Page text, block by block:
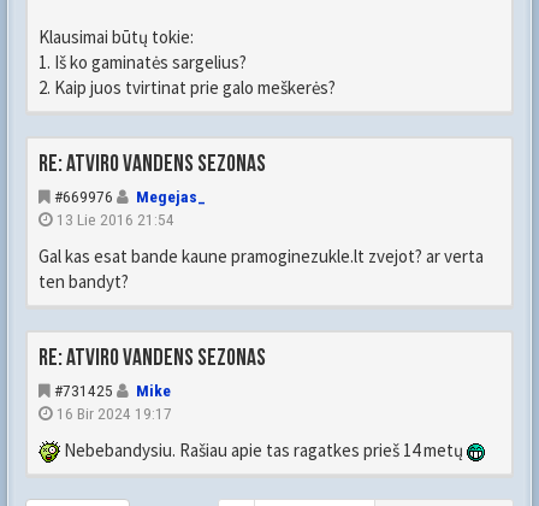
Klausimai būtų tokie:
1. Iš ko gaminatės sargelius?
2. Kaip juos tvirtinat prie galo meškerės?
Re: Atviro vandens sezonas
#669976
Megejas_
13 Lie 2016 21:54
Gal kas esat bande kaune pramoginezukle.lt zvejot? ar verta
ten bandyt?
Re: Atviro vandens sezonas
#731425
Mike
16 Bir 2024 19:17
Nebebandysiu. Rašiau apie tas ragatkes prieš 14 metų